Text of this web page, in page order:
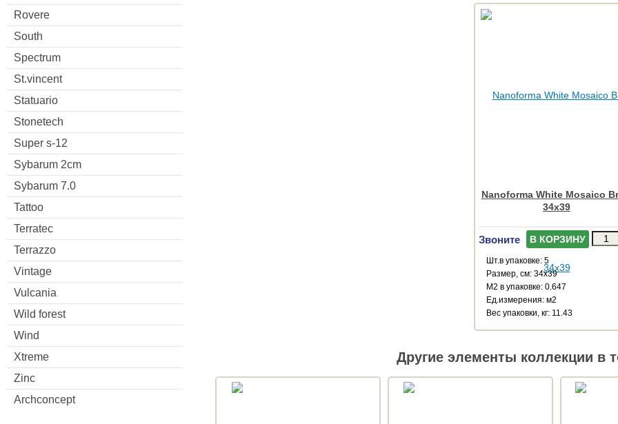
Rovere
South
Spectrum
St.vincent
Statuario
Stonetech
Super s-12
Sybarum 2cm
Sybarum 7.0
Tattoo
Terratec
Terrazzo
Vintage
Vulcania
Wild forest
Wind
Xtreme
Zinc
Archconcept
Nanoforma White Mosaico
34x39
Звоните В КОРЗИНУ
Шт.в упаковке: 5
Размер, см: 34x39
М2 в упаковке: 0.647
Ед.измерения: м2
Веc упаковки, кг: 11.43
Другие элементы коллекции в